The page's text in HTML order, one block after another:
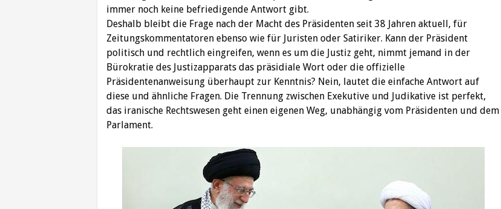
immer noch keine befriedigende Antwort gibt.
Deshalb bleibt die Frage nach der Macht des Präsidenten seit 38 Jahren aktuell, für
Zeitungskommentatoren ebenso wie für Juristen oder Satiriker. Kann der Präsident
politisch und rechtlich eingreifen, wenn es um die Justiz geht, nimmt jemand in der
Bürokratie des Justizapparats das präsidiale Wort oder die offizielle
Präsidentenanweisung überhaupt zur Kenntnis? Nein, lautet die einfache Antwort auf
diese und ähnliche Fragen. Die Trennung zwischen Exekutive und Judikative ist perfekt,
das iranische Rechtswesen geht einen eigenen Weg, unabhängig vom Präsidenten und dem
Parlament.